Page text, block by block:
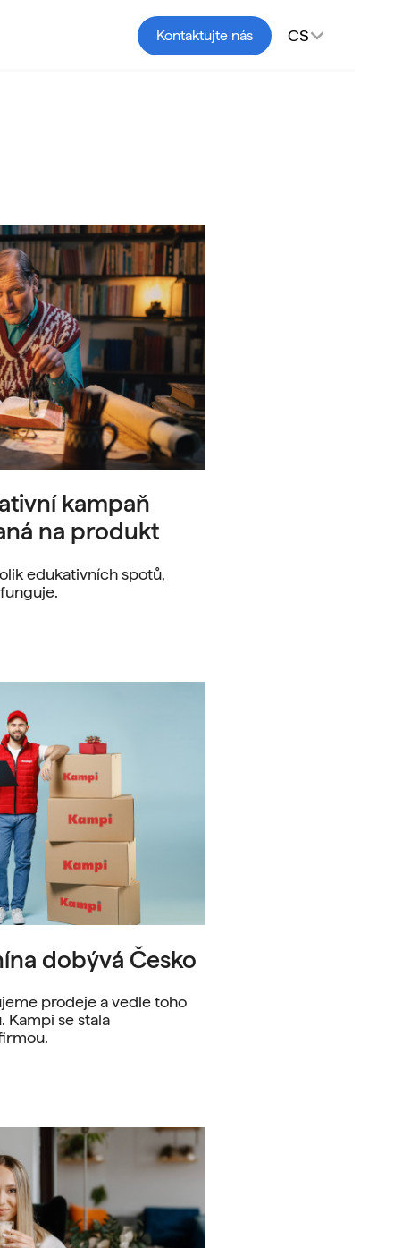
Kontaktujte nás
CS
kampaň
na produkt
edukativních spotů,
dobývá Česko
prodeje a vedle toho
Kampi se stala